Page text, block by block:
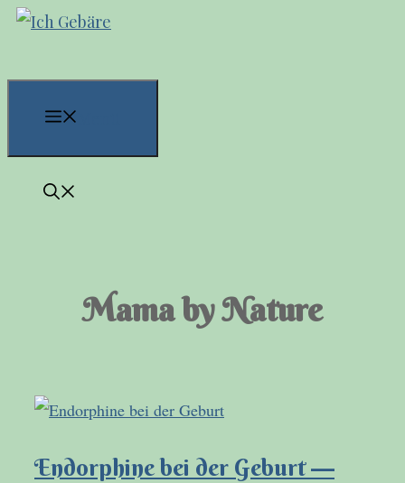
Zum
springen
Mama by Nature
Endorphine bei der Geburt —